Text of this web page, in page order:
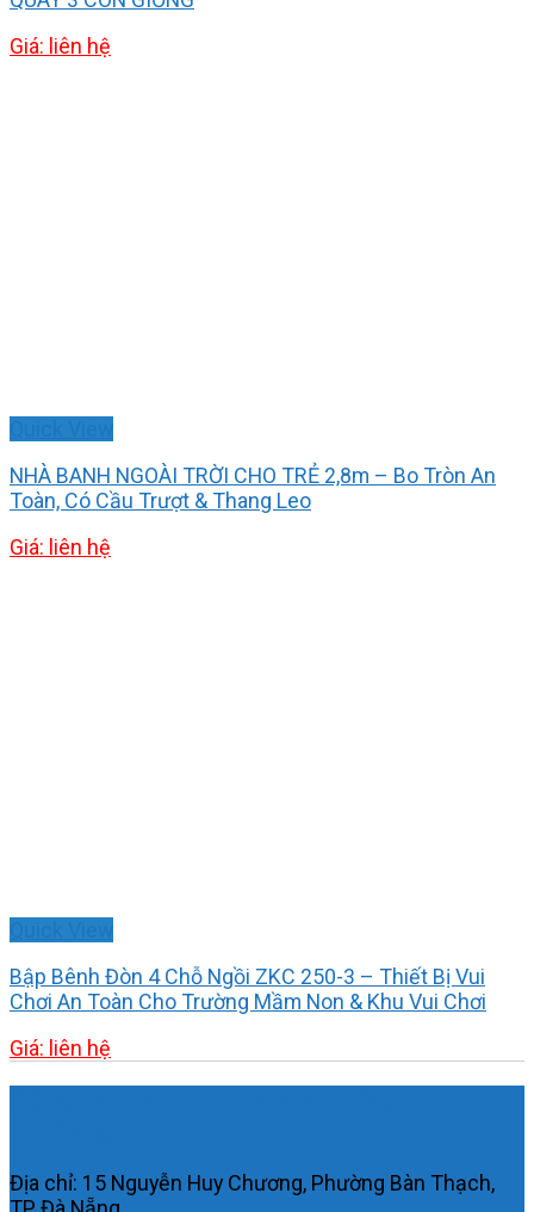
Giá: liên hệ
NHÀ BANH NGOÀI TRỜI CHO TRẺ 2,8m – Bo Tròn An
Toàn, Có Cầu Trượt & Thang Leo
Giá: liên hệ
Bập Bênh Đòn 4 Chỗ Ngồi ZKC 250-3 – Thiết Bị Vui
Chơi An Toàn Cho Trường Mầm Non & Khu Vui Chơi
Giá: liên hệ
Địa chỉ: 15 Nguyễn Huy Chương, Phường Bàn Thạch,